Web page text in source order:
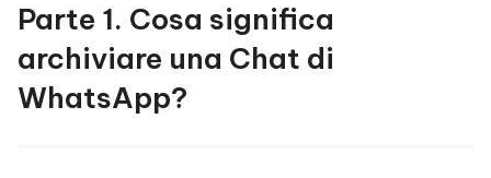
Parte 1. Cosa significa
archiviare una Chat di
WhatsApp?